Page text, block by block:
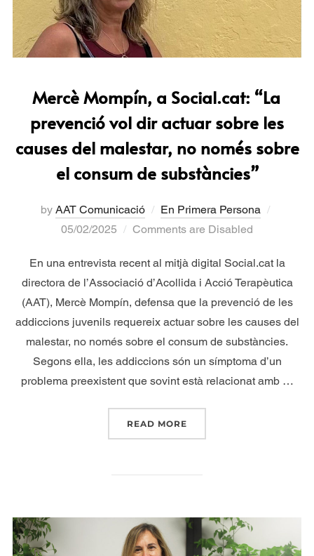
Mercè Mompín, a Social.cat: “La
prevenció vol dir actuar sobre les
causes del malestar, no només sobre
el consum de substàncies”
by AAT Comunicació
En Primera Persona
05/02/2025
Comments are Disabled
En una entrevista recent al mitjà digital Social.cat la
directora de l’Associació d’Acollida i Acció Terapèutica
(AAT), Mercè Mompín, defensa que la prevenció de les
addiccions juvenils requereix actuar sobre les causes del
malestar, no només sobre el consum de substàncies.
Segons ella, les addiccions són un símptoma d’un
problema preexistent que sovint està relacionat amb …
READ MORE